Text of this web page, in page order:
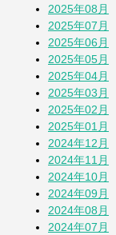
そ
「
2025年08月
2025年07月
2025年06月
2025年05月
2025年04月
2025年03月
2025年02月
2025年01月
2024年12月
2024年11月
2024年10月
2024年09月
2024年08月
2024年07月